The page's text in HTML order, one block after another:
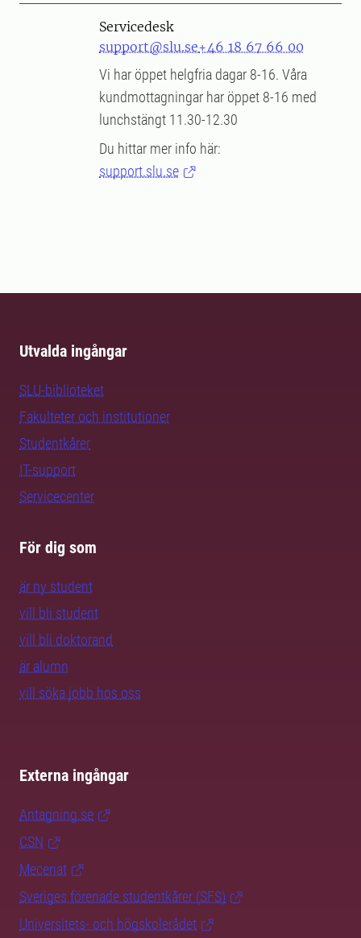
Servicedesk
support@slu.se+46 18 67 66 00
Vi har öppet helgfria dagar 8-16. Våra
kundmottagningar har öppet 8-16 med
lunchstängt 11.30-12.30
Du hittar mer info här:
support.slu.se
Utvalda ingångar
SLU-biblioteket
Fakulteter och institutioner
Studentkårer
IT-support
Servicecenter
För dig som
är ny student
vill bli student
vill bli doktorand
är alumn
vill söka jobb hos oss
Externa ingångar
Antagning.se
CSN
Mecenat
Sveriges förenade studentkårer (SFS)
Universitets- och högskolerådet